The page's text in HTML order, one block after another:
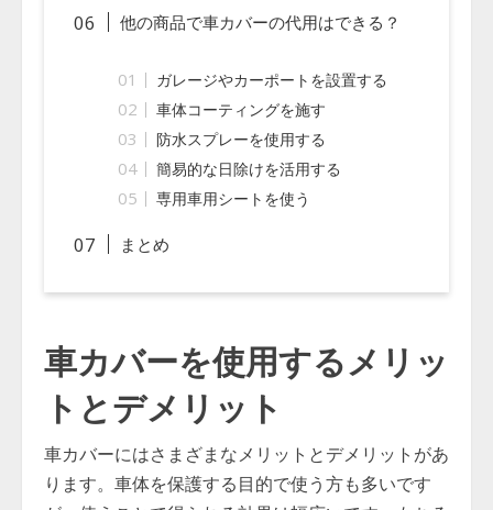
他の商品で車カバーの代用はできる？
ガレージやカーポートを設置する
車体コーティングを施す
防水スプレーを使用する
簡易的な日除けを活用する
専用車用シートを使う
まとめ
車カバーを使用するメリッ
トとデメリット
車カバーにはさまざまなメリットとデメリットがあ
ります。車体を保護する目的で使う方も多いです